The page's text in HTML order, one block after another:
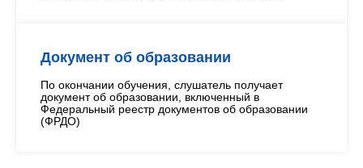
Документ об образовании
По окончании обучения, слушатель получает
документ об образовании, включенный в
Федеральный реестр документов об образовании
(ФРДО)